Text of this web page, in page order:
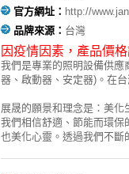
官方網址： http://
品牌來源： 台灣
因疫情因素， 產品價
我們是專業的照明設備供應
器、啟動器、安定器)。在
展晟的願景和理念是：美化
我們相信舒適、節能而環保
也美化心靈。透過我們不斷